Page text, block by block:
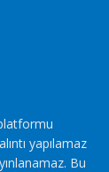
yapılamaz
Bu